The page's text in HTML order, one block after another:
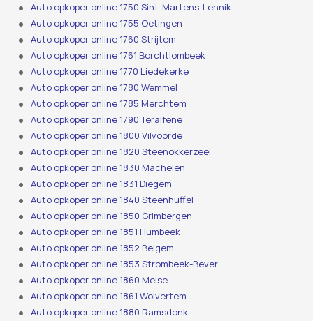
Auto opkoper online 1750 Sint-Martens-Lennik
Auto opkoper online 1755 Oetingen
Auto opkoper online 1760 Strijtem
Auto opkoper online 1761 Borchtlombeek
Auto opkoper online 1770 Liedekerke
Auto opkoper online 1780 Wemmel
Auto opkoper online 1785 Merchtem
Auto opkoper online 1790 Teralfene
Auto opkoper online 1800 Vilvoorde
Auto opkoper online 1820 Steenokkerzeel
Auto opkoper online 1830 Machelen
Auto opkoper online 1831 Diegem
Auto opkoper online 1840 Steenhuffel
Auto opkoper online 1850 Grimbergen
Auto opkoper online 1851 Humbeek
Auto opkoper online 1852 Beigem
Auto opkoper online 1853 Strombeek-Bever
Auto opkoper online 1860 Meise
Auto opkoper online 1861 Wolvertem
Auto opkoper online 1880 Ramsdonk